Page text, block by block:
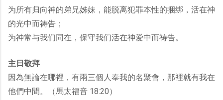
为所有归向神的弟兄姊妹，能脱离犯罪本性的捆绑，活在神
的光中而祷告；
为神常与我们同在，保守我们活在神爱中而祷告。
主日敬拜
因為無論在哪裡，有兩三個人奉我的名聚會，那裡就有我在
他們中間。（馬太福音 18:20）